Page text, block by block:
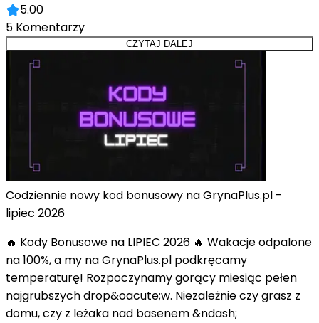
5.00
5 Komentarzy
CZYTAJ DALEJ
Codziennie nowy kod bonusowy na GrynaPlus.pl -
lipiec 2026
🔥 Kody Bonusowe na LIPIEC 2026 🔥 Wakacje odpalone
na 100%, a my na GrynaPlus.pl podkręcamy
temperaturę! Rozpoczynamy gorący miesiąc pełen
najgrubszych drop&oacute;w. Niezależnie czy grasz z
domu, czy z leżaka nad basenem &ndash;